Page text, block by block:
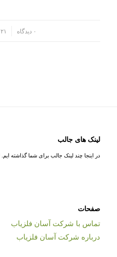
۰ دیدگاه ۲۱ آبان ۱۴۰۱
لینک های جالب
در اینجا چند لینک جالب برای شما گذاشته
صفحات
تماس با شرکت آسان فلزیاب
درباره شرکت آسان فلزیاب